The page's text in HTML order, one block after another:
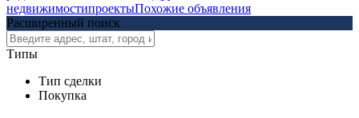
недвижимостипроектыПохожие объявления
Расширенный поиск
Типы
Тип сделки
Покупка